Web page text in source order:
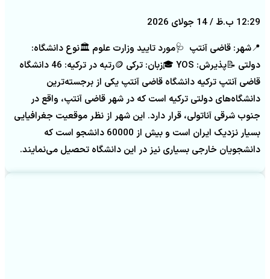
12:29 ب.ظ
📍شهر: قاضی آنتپ 🩺مورد تایید وزارت علوم 🏛️نوع دانشگاه:
دولتی 📝پذیرش: YOS 🎓زبان: ترکی 🪙رتبه در ترکیه: 46 دانشگاه
قاضی آنتپ ترکیه دانشگاه قاضی آنتپ یکی از برجسته‌ترین
دانشگاه‌های دولتی ترکیه است که در شهر قاضی آنتپ، واقع در
جنوب شرقی آناتولی، قرار دارد. این شهر از نظر موقعیت جغرافیایی
بسیار نزدیک ایران است و بیش از 60000 دانشجو است که
دانشجویان خارجی بسیاری نیز در این دانشگاه تحصیل می‌نمایند.